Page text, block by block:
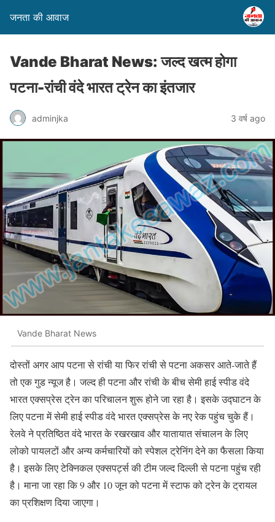
जनता की आवाज
Vande Bharat News: जल्द खत्म होगा
पटना-रांची वंदे भारत ट्रेन का इंतजार
adminjka 3 वर्ष ago
Vande Bharat News
दोस्तों अगर आप पटना से रांची या फिर रांची से पटना अकसर आते-जाते हैं
तो एक गुड न्यूज है। जल्द ही पटना और रांची के बीच सेमी हाई स्पीड वंदे
भारत एक्सप्रेस ट्रेन का परिचालन शुरू होने जा रहा है। इसके उद्घाटन के
लिए पटना में सेमी हाई स्पीड वंदे भारत एक्सप्रेस के नए रेक पहुंच चुके हैं।
रेलवे ने प्रतिष्ठित वंदे भारत के रखरखाव और यातायात संचालन के लिए
लोको पायलटों और अन्य कर्मचारियों को स्पेशल ट्रेनिंग देने का फैसला किया
है। इसके लिए टेक्निकल एक्सपर्ट्स की टीम जल्द दिल्ली से पटना पहुंच रही
है। माना जा रहा कि 9 और 10 जून को पटना में स्टाफ को ट्रेन के ट्रायल
का प्रशिक्षण दिया जाएगा।